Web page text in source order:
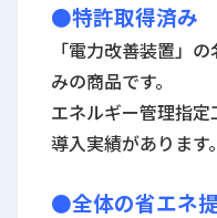
●特許取得済み
「電力改善装置」 の
みの商品です。
エネルギー管理指
導入実績があります。
●全体の省エネ